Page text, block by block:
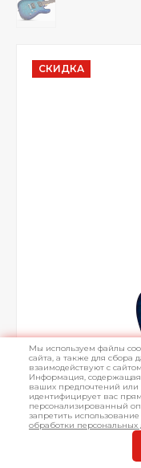
СКИДКА
Мы используем файлы
сайта, а также для сбора
взаимодействуют с
Информация,
ваших предпочтений или
идентифицирует вас
персонализированный
запретить
обработки персональных